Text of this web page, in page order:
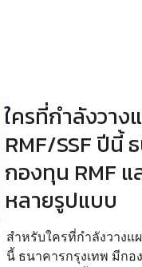
ใครที่กำลังวา
RMF/SSF ปีนี้
กองทุน RMF แ
หลายรูปแบบ
สำหรับใครที่กำลังวางแ
นี้ ธนาคารกรุงเทพ มีกอ